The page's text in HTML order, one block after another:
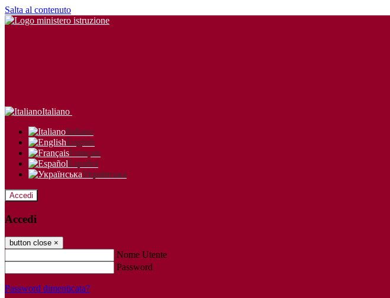
Salta al contenuto
Italiano
Italiano
English
Français
Español
Українська
Accedi
Accedi
button close ×
Nome Utente
Password
Password dimenticata?